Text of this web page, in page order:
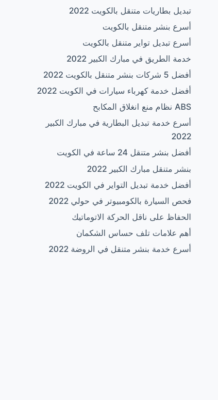
تبديل بطاريات متنقل بالكويت 2022
أسرع بنشر متنقل بالكويت
أسرع تبديل تواير متنقل بالكويت
خدمة الطريق في مبارك الكبير 2022
أفضل 5 شركات بنشر متنقل بالكويت 2022
أفضل خدمة كهرباء سيارات في الكويت 2022
ABS نظام منع انغلاق المكابح
أسرع خدمة تبديل البطارية في مبارك الكبير
2022
أفضل بنشر متنقل 24 ساعة في الكويت
بنشر متنقل مبارك الكبير 2022
أفضل خدمة تبديل التواير في الكويت 2022
فحص السيارة بالكومبيوتر في حولي 2022
الحفاظ على ناقل الحركة الاتوماتيك
أهم علامات تلف حساس الشكمان
أسرع خدمة بنشر متنقل في الروضة 2022